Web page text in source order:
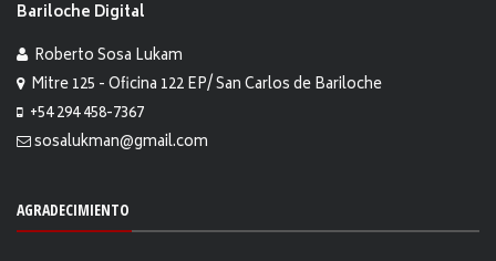
Bariloche Digital
Roberto Sosa Lukam
Mitre 125 - Oficina 122 EP/ San Carlos de Bariloche
+54 294 458-7367
sosalukman@gmail.com
AGRADECIMIENTO